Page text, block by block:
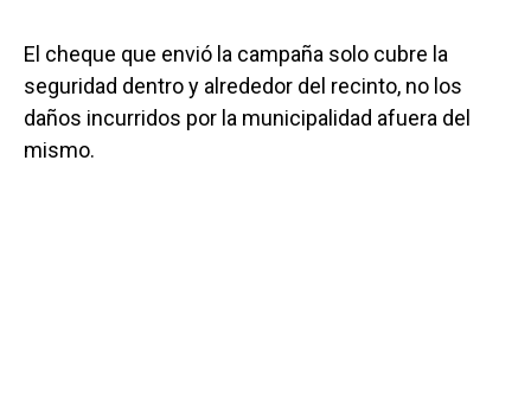
El cheque que envió la campaña solo cubre la
seguridad dentro y alrededor del recinto, no los
daños incurridos por la municipalidad afuera del
mismo.